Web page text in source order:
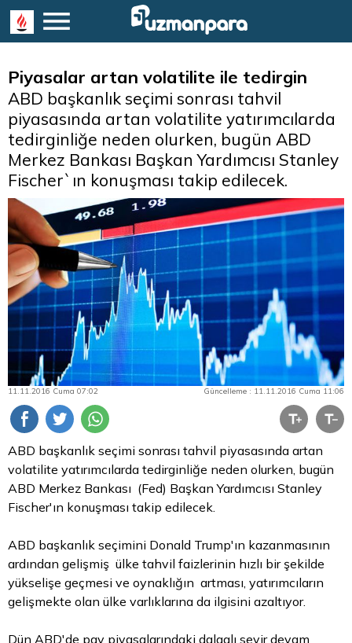
Piyasalar artan volatilite ile tedirgin
ABD başkanlık seçimi sonrası tahvil
piyasasında artan volatilite yatırımcılarda
tedirginliğe neden olurken, bugün ABD
Merkez Bankası Başkan Yardımcısı Stanley
Fischer`ın konuşması takip edilecek.
11.11.2016 Cuma 07:02 Güncelleme : 11.11.2016 Cuma 11:06
ABD başkanlık seçimi sonrası tahvil piyasasında artan
volatilite yatırımcılarda tedirginliğe neden olurken, bugün
ABD Merkez Bankası (Fed) Başkan Yardımcısı Stanley
Fischer'ın konuşması takip edilecek.
ABD başkanlık seçimini Donald Trump'ın kazanmasının
ardından gelişmiş ülke tahvil faizlerinin hızlı bir şekilde
yükselişe geçmesi ve oynaklığın artması, yatırımcıların
gelişmekte olan ülke varlıklarına da ilgisini azaltıyor.
Dün ABD'de pay piyasalarındaki dalgalı seyir devam